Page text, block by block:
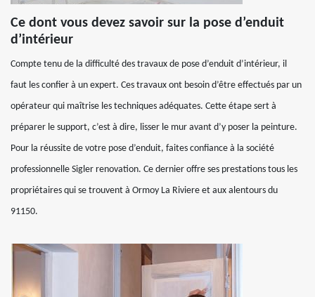
Ce dont vous devez savoir sur la pose d’enduit
d’intérieur
Compte tenu de la difficulté des travaux de pose d’enduit d’intérieur, il
faut les confier à un expert. Ces travaux ont besoin d’être effectués par un
opérateur qui maîtrise les techniques adéquates. Cette étape sert à
préparer le support, c’est à dire, lisser le mur avant d’y poser la peinture.
Pour la réussite de votre pose d’enduit, faites confiance à la société
professionnelle Sigler renovation. Ce dernier offre ses prestations tous les
propriétaires qui se trouvent à Ormoy La Riviere et aux alentours du
91150.